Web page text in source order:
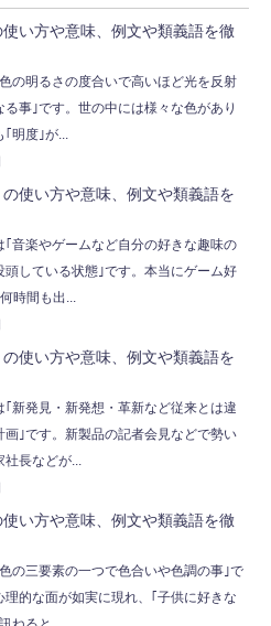
使い方や意味、例文や類義語を徹
の明るさの度合いで高いほど光を反射
る事｣です。世の中には様々な色があり
｢明度｣が...
の使い方や意味、例文や類義語を
｢音楽やゲームなど自分の好きな趣味の
頭している状態｣です。本当にゲーム好
時間も出...
の使い方や意味、例文や類義語を
｢新発見・新発想・革新など従来とは違
画｣です。新製品の記者会見などで勢い
社長などが...
使い方や意味、例文や類義語を徹
の三要素の一つで色合いや色調の事｣で
理的な面が如実に現れ、｢子供に好きな